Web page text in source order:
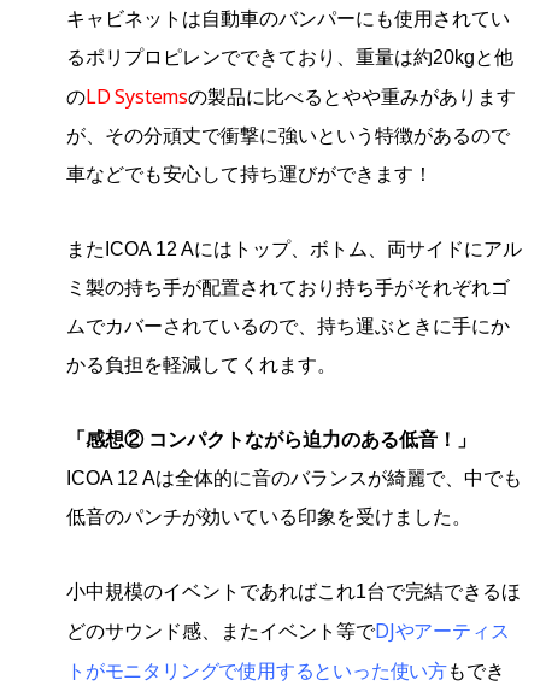
キャビネットは自動車のバンパーにも使用されてい
るポリプロピレンでできており、重量は約20kgと他
のLD Systemsの製品に比べるとやや重みがあります
が、その分頑丈で衝撃に強いという特徴があるので
車などでも安心して持ち運びができます！
またICOA 12 Aにはトップ、ボトム、両サイドにアル
ミ製の持ち手が配置されており持ち手がそれぞれゴ
ムでカバーされているので、持ち運ぶときに手にか
かる負担を軽減してくれます。
「感想② コンパクトながら迫力のある低音！」
ICOA 12 Aは全体的に音のバランスが綺麗で、中でも
低音のパンチが効いている印象を受けました。
小中規模のイベントであればこれ1台で完結できるほ
どのサウンド感、またイベント等でDJやアーティス
トがモニタリングで使用するといった使い方もでき